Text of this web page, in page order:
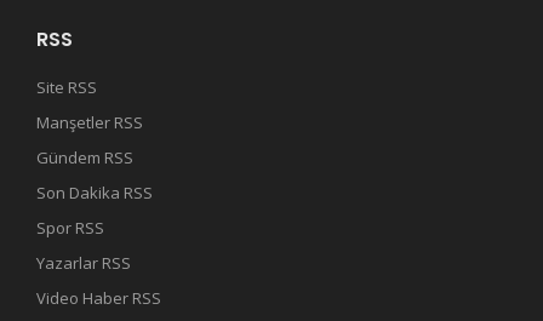
RSS
Site RSS
Manşetler RSS
Gündem RSS
Son Dakika RSS
Spor RSS
Yazarlar RSS
Video Haber RSS